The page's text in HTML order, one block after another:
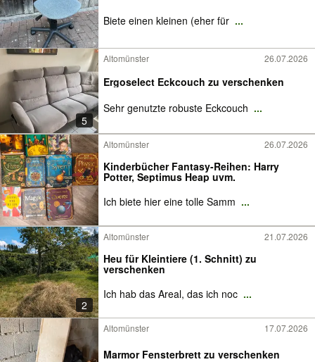
Biete einen kleinen (eher für ...
5
Altomünster 26.07.2026
Ergoselect Eckcouch zu verschenken
Sehr genutzte robuste Eckcouch ...
Altomünster 26.07.2026
Kinderbücher Fantasy-Reihen: Harry
Potter, Septimus Heap uvm.
Ich biete hier eine tolle Samm ...
2
Altomünster 21.07.2026
Heu für Kleintiere (1. Schnitt) zu
verschenken
Ich hab das Areal, das ich noc ...
Altomünster 17.07.2026
Marmor Fensterbrett zu verschenken